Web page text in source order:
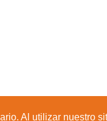
Al utilizar nuestro